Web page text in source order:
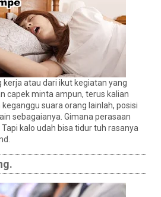
kerja atau dari ikut kegiatan yang
capek minta ampun, terus kalian
suara orang lainlah, posisi
sebagaianya. Gimana perasaan
Tapi kalo udah bisa tidur tuh rasanya